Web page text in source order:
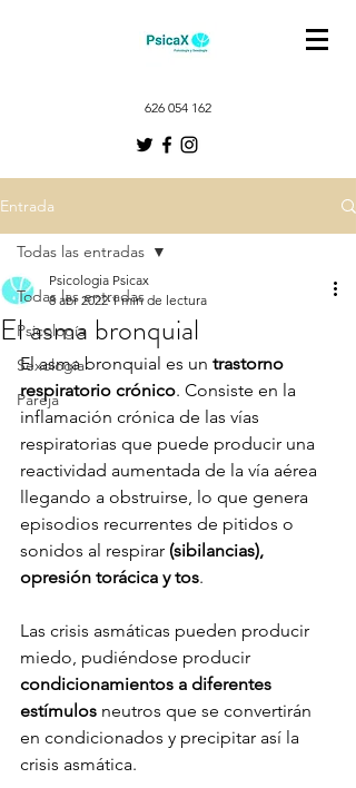
626 054 162
Entrada
Todas las entradas
Psicología
Sexología
Pareja
Todas las entradas
El asma bronquial
Psicologia Psicax
8 abr 2022 1 min de lectura
El asma bronquial es un trastorno
respiratorio crónico. Consiste en la
inflamación crónica de las vías
respiratorias que puede producir una
reactividad aumentada de la vía aérea
llegando a obstruirse, lo que genera
episodios recurrentes de pitidos o
sonidos al respirar (sibilancias),
opresión torácica y tos.
Las crisis asmáticas pueden producir
miedo, pudiéndose producir
condicionamientos a diferentes
estímulos neutros que se convertirán
en condicionados y precipitar así la
crisis asmática.